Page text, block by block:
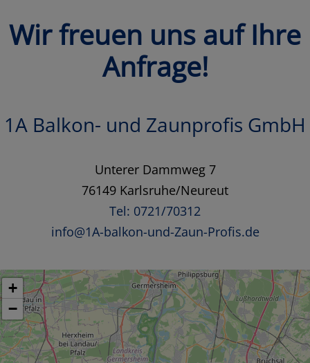
Wir freuen uns auf Ihre
Anfrage!
1A Balkon- und Zaunprofis GmbH
Unterer Dammweg 7
76149 Karlsruhe/Neureut
Tel: 0721/70312
info@1A-balkon-und-Zaun-Profis.de
+
−